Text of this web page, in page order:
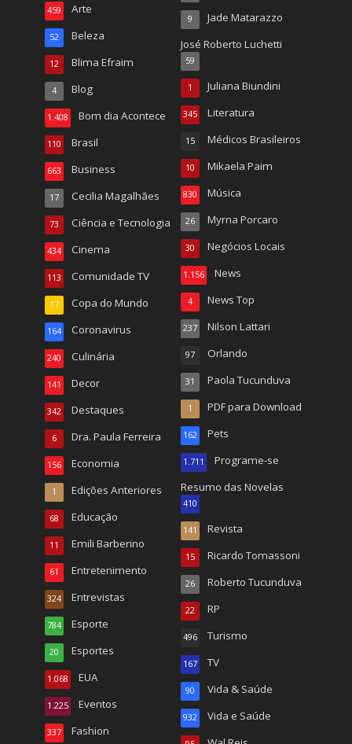
Arte
459
Beleza
52
Blima Efraim
12
Blog
4
Bom dia Acontece
1.408
Brasil
110
Business
663
Cecilia Magalhães
17
Ciência e Tecnologia
73
Cinema
434
Comunidade TV
113
Copa do Mundo
17
Coronavirus
164
Culinária
240
Decor
141
Destaques
342
Dra. Paula Ferreira
6
Economia
156
Edições Anteriores
1
Educação
68
Emili Barberino
11
Entretenimento
61
Entrevistas
324
Esporte
784
Esportes
20
EUA
1.068
Eventos
1.225
Fashion
337
Jade Matarazzo
9
José Roberto Luchetti
59
Juliana Biundini
1
Literatura
345
Médicos Brasileiros
15
Mikaela Paim
10
Música
830
Myrna Porcaro
26
Negócios Locais
30
News
1.156
News Top
4
Nilson Lattari
237
Orlando
97
Paola Tucunduva
31
PDF para Download
1
Pets
162
Programe-se
1.711
Resumo das Novelas
410
Revista
141
Ricardo Tomassoni
15
Roberto Tucunduva
26
RP
22
Turismo
496
TV
167
Vida & Saúde
90
Vida e Saúde
932